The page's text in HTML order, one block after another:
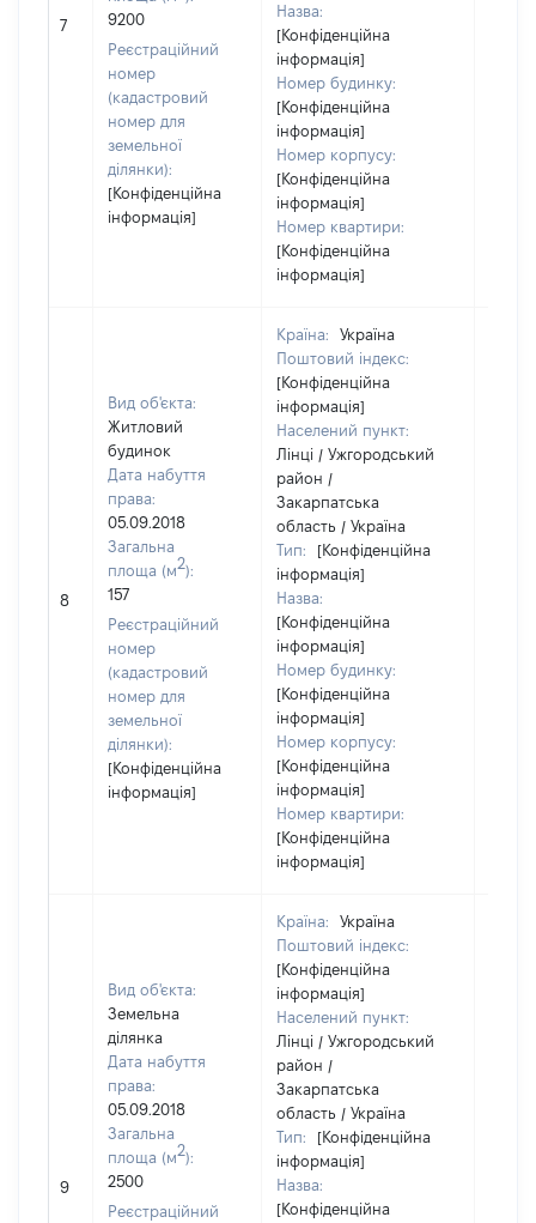
7
9200
Реєстраційний
номер
(кадастровий
номер для
земельної
ділянки):
[Конфіденційна
інформація]
Назва:
[Конфіденційна
інформація]
Номер будинку:
[Конфіденційна
інформація]
Номер корпусу:
[Конфіденційна
інформація]
Номер квартири:
[Конфіденційна
інформація]
8
Вид об'єкта:
Житловий
будинок
Дата набуття
права:
05.09.2018
Загальна
площа (м2):
157
Реєстраційний
номер
(кадастровий
номер для
земельної
ділянки):
[Конфіденційна
інформація]
Країна:
Україна
Поштовий індекс:
[Конфіденційна
інформація]
Населений пункт:
Лінці / Ужгородський
район /
Закарпатська
область / Україна
Тип:
[Конфіденційна
інформація]
Назва:
[Конфіденційна
інформація]
Номер будинку:
[Конфіденційна
інформація]
Номер корпусу:
[Конфіденційна
інформація]
Номер квартири:
[Конфіденційна
інформація]
9
Вид об'єкта:
Земельна
ділянка
Дата набуття
права:
05.09.2018
Загальна
площа (м2):
2500
Реєстраційний
Країна:
Україна
Поштовий індекс:
[Конфіденційна
інформація]
Населений пункт:
Лінці / Ужгородський
район /
Закарпатська
область / Україна
Тип:
[Конфіденційна
інформація]
Назва:
[Конфіденційна